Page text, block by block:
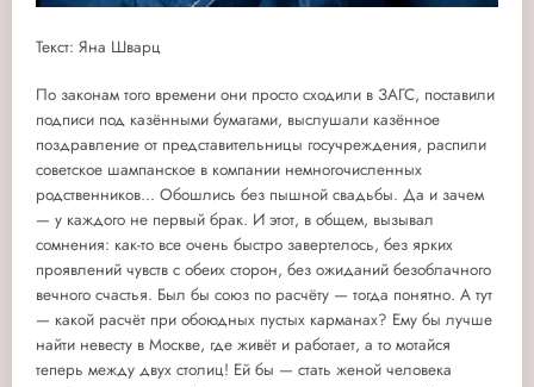
Текст: Яна Шварц
По законам того времени они просто сходили в ЗАГС, поставили
подписи под казёнными бумагами, выслушали казённое
поздравление от представительницы госучреждения, распили
советское шампанское в компании немногочисленных
родственников... Обошлись без пышной свадьбы. Да и зачем
— у каждого не первый брак. И этот, в общем, вызывал
сомнения: как-то все очень быстро завертелось, без ярких
проявлений чувств с обеих сторон, без ожиданий безоблачного
вечного счастья. Был бы союз по расчёту — тогда понятно. А тут
— какой расчёт при обоюдных пустых карманах? Ему бы лучше
найти невесту в Москве, где живёт и работает, а то мотайся
теперь между двух столиц! Ей бы — стать женой человека